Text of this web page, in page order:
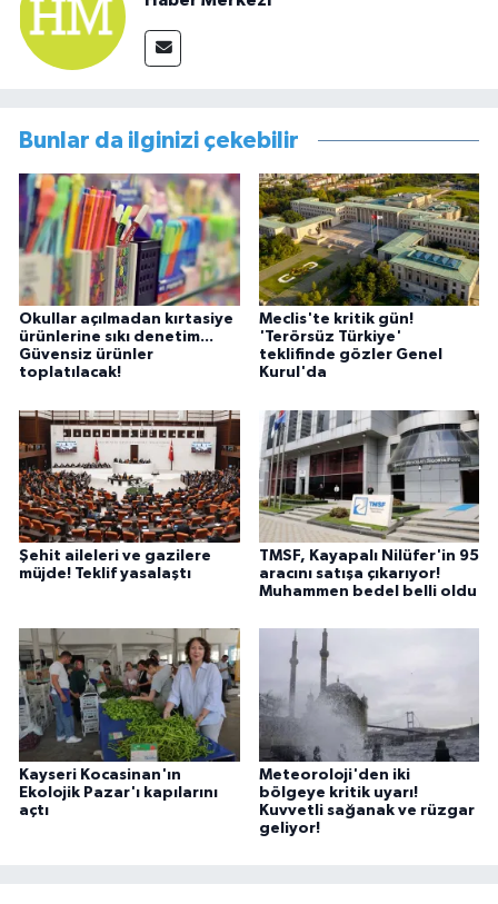
Bunlar da ilginizi çekebilir
Okullar açılmadan kırtasiye
ürünlerine sıkı denetim...
Güvensiz ürünler
toplatılacak!
Meclis'te kritik gün!
'Terörsüz Türkiye'
teklifinde gözler Genel
Kurul'da
Şehit aileleri ve gazilere
müjde! Teklif yasalaştı
TMSF, Kayapalı Nilüfer'in 95
aracını satışa çıkarıyor!
Muhammen bedel belli oldu
Kayseri Kocasinan'ın
Ekolojik Pazar'ı kapılarını
açtı
Meteoroloji'den iki
bölgeye kritik uyarı!
Kuvvetli sağanak ve rüzgar
geliyor!